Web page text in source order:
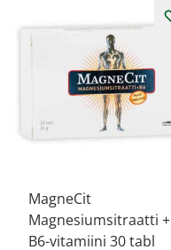
MagneCit
Magnesiumsitraatti +
B6-vitamiini 30 tabl